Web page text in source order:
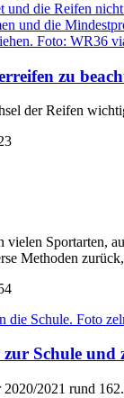
zu
der Reifen
Sportarten,
Methoden
Schule und
2021 rund